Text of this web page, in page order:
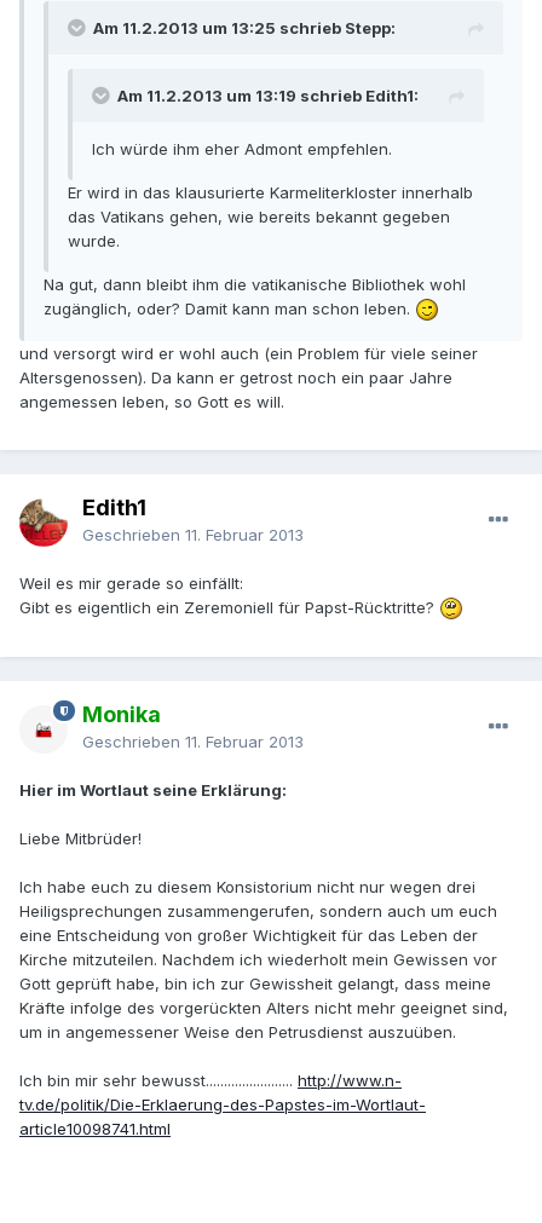
Am 11.2.2013 um 13:25 schrieb Stepp:
Am 11.2.2013 um 13:19 schrieb Edith1:
Ich würde ihm eher Admont empfehlen.
Er wird in das klausurierte Karmeliterkloster innerhalb
das Vatikans gehen, wie bereits bekannt gegeben
wurde.
Na gut, dann bleibt ihm die vatikanische Bibliothek wohl
zugänglich, oder? Damit kann man schon leben.
und versorgt wird er wohl auch (ein Problem für viele seiner
Altersgenossen). Da kann er getrost noch ein paar Jahre
angemessen leben, so Gott es will.
Edith1
Geschrieben 11. Februar 2013
Weil es mir gerade so einfällt:
Gibt es eigentlich ein Zeremoniell für Papst-Rücktritte?
Monika
Geschrieben 11. Februar 2013
Hier im Wortlaut seine Erklärung:
Liebe Mitbrüder!
Ich habe euch zu diesem Konsistorium nicht nur wegen drei
Heiligsprechungen zusammengerufen, sondern auch um euch
eine Entscheidung von großer Wichtigkeit für das Leben der
Kirche mitzuteilen. Nachdem ich wiederholt mein Gewissen vor
Gott geprüft habe, bin ich zur Gewissheit gelangt, dass meine
Kräfte infolge des vorgerückten Alters nicht mehr geeignet sind,
um in angemessener Weise den Petrusdienst auszuüben.
Ich bin mir sehr bewusst........................ http://www.n-
tv.de/politik/Die-Erklaerung-des-Papstes-im-Wortlaut-
article10098741.html